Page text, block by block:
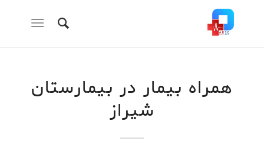
همراه بیمار در بیمارستان
شیراز